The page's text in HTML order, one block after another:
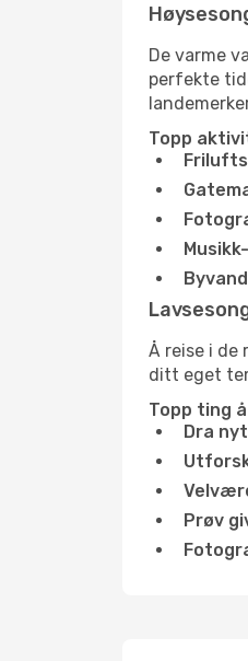
De varme
perfekte
Topp
Å reise i de
ditt eget
Topp ting
Dra
Prøv